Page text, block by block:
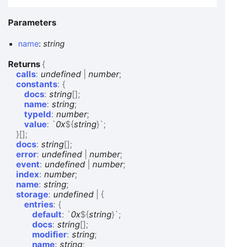
Parameters
name: string
Returns {
calls: undefined number;
constants: {
docs: string[];
name: string;
typeId: number;
value: `0x${string}`;
}[];
docs: string[];
error: undefined number;
event: undefined number;
index: number;
name: string;
storage: undefined
{
entries: {
default: `0x${string}`;
docs: string[];
modifier: string;
name: string;